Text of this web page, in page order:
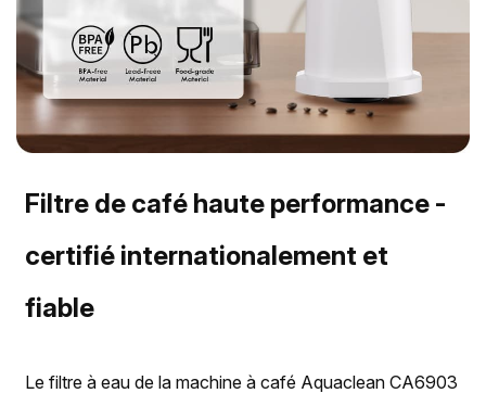
Filtre de café haute performance -
certifié internationalement et
fiable
Le filtre à eau de la machine à café Aquaclean CA6903